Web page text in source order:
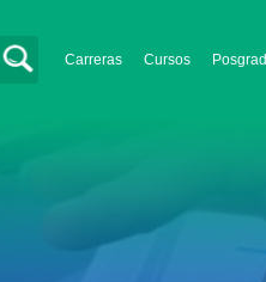
Carreras Cursos